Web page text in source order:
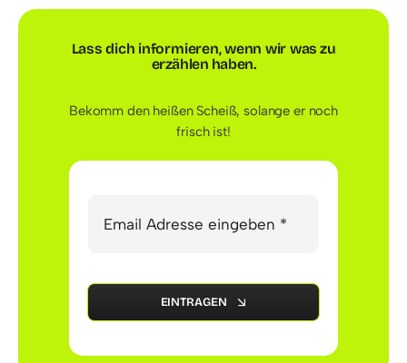
Lass dich informieren, wenn wir was zu
erzählen haben.
Bekomm den heißen Scheiß, solange er noch
frisch ist!
EINTRAGEN